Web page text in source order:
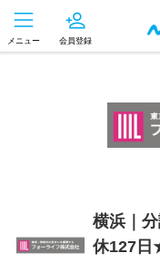
メニュー 会員登録
横浜｜
休127日